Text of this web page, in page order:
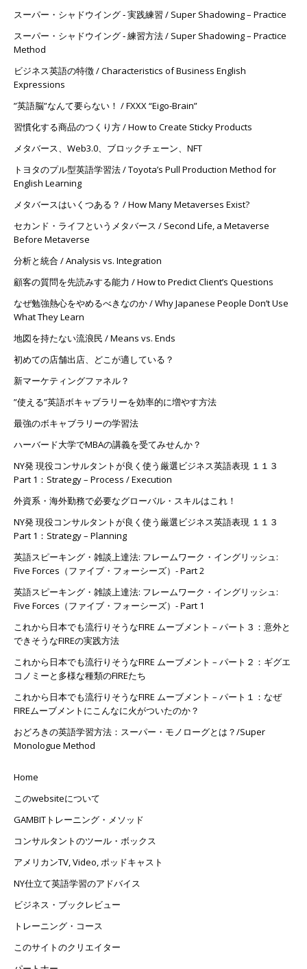
スーパー・シャドウイング ‐ 実践練習 / Super Shadowing – Practice
スーパー・シャドウイング ‐ 練習方法 / Super Shadowing – Practice
Method
ビジネス英語の特徴 / Characteristics of Business English
Expressions
”英語脳”なんて要らない！ / FXXX “Eigo-Brain”
習慣化する商品のつくり方 / How to Create Sticky Products
メタバース、Web3.0、ブロックチェーン、NFT
トヨタのプル型英語学習法 / Toyota’s Pull Production Method for
English Learning
メタバースはいくつある？ / How Many Metaverses Exist?
セカンド・ライフというメタバース / Second Life, a Metaverse
Before Metaverse
分析と統合 / Analysis vs. Integration
顧客の質問を先読みする能力 / How to Predict Client’s Questions
なぜ勉強熱心をやめるべきなのか / Why Japanese People Don’t Use
What They Learn
地図を持たない流浪民 / Means vs. Ends
初めての店舗出店、どこが適している？
新マーケティングファネル？
”使える”英語ボキャブラリーを効率的に増やす方法
最強のボキャブラリーの学習法
ハーバード大学でMBAの講義を受てみせんか？
NY発 現役コンサルタントが良く使う厳選ビジネス英語表現 １１３
Part 1：Strategy – Process / Execution
外資系・海外勤務で必要なグローバル・スキルはこれ！
NY発 現役コンサルタントが良く使う厳選ビジネス英語表現 １１３
Part 1：Strategy – Planning
英語スピーキング・雑談上達法: フレームワーク・イングリッシュ:
Five Forces（ファイブ・フォーシーズ）- Part 2
英語スピーキング・雑談上達法: フレームワーク・イングリッシュ:
Five Forces（ファイブ・フォーシーズ）- Part 1
これから日本でも流行りそうなFIRE ムーブメント – パート３：意外と
できそうなFIREの実践方法
これから日本でも流行りそうなFIRE ムーブメント – パート２：ギグエ
コノミーと多様な種類のFIREたち
これから日本でも流行りそうなFIRE ムーブメント – パート１：なぜ
FIREムーブメントにこんなに火がついたのか？
おどろきの英語学習方法：スーパー・モノローグとは？/Super
Monologue Method
Home
このwebsiteについて
GAMBITトレーニング・メソッド
コンサルタントのツール・ボックス
アメリカンTV, Video, ポッドキャスト
NY仕立て英語学習のアドバイス
ビジネス・ブックレビュー
トレーニング・コース
このサイトのクリエイター